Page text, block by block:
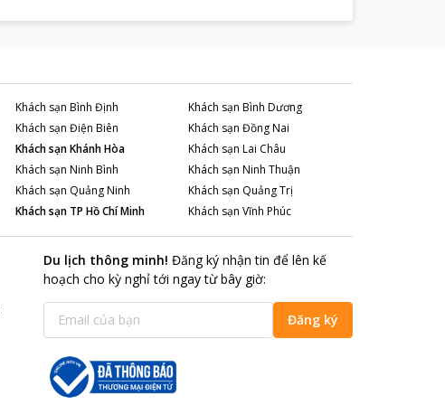
Khách sạn Bình Định Khách sạn Bình Dương
Khách sạn Điện Biên Khách sạn Đồng Nai
Khách sạnKhánh Hòa Khách sạn Lai Châu
Khách sạn Ninh Bình Khách sạn Ninh Thuận
Khách sạn Quảng Ninh Khách sạn Quảng Trị
Khách sạn TP Hồ Chí Minh Khách sạn Vĩnh Phúc
Du lịch thông minh! Đăng ký nhận tin để lên kế
hoạch cho kỳ nghỉ tới ngay từ bây giờ:
Đăng ký